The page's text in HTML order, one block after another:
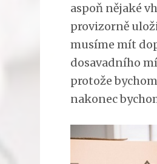
aspoň nějaké
provizorně
musíme mít
dosavadního
protože
nakonec